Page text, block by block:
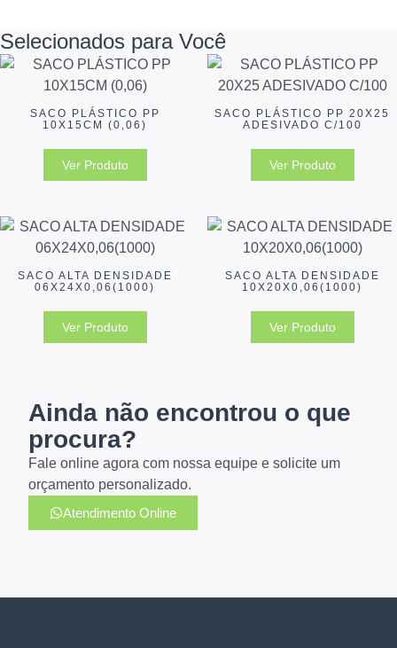
Selecionados para Você
SACO PLÁSTICO PP
10X15CM (0,06)
Ver Produto
SACO PLÁSTICO PP 20X25
ADESIVADO C/100
Ver Produto
SACO ALTA DENSIDADE
06X24X0,06(1000)
Ver Produto
SACO ALTA DENSIDADE
10X20X0,06(1000)
Ver Produto
Ainda não encontrou o que
procura?
Fale online agora com nossa equipe e solicite um
orçamento personalizado.
Atendimento Online